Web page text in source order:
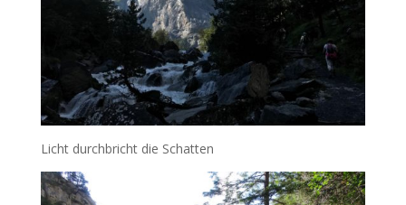
Licht durchbricht die Schatten